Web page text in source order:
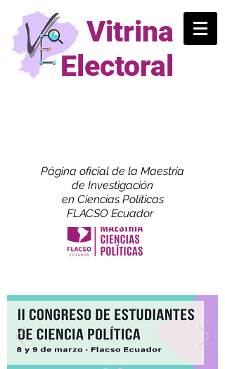
Vitrina
Electoral
Página oficial de la Maestría
de Investigación
en Ciencias Políticas
FLACSO Ecuador